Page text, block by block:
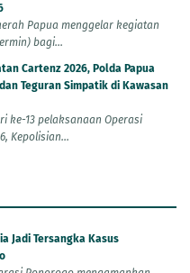
Papua menggelar kegiatan
bagi...
Cartenz 2026, Polda Papua
Teguran Simpatik di Kawasan
ke-13 pelaksanaan Operasi
Kepolisian...
Jadi Tersangka Kasus